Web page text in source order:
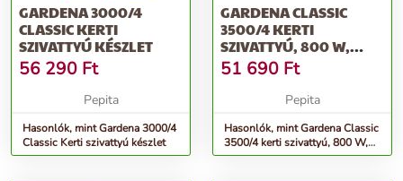
GARDENA 3000/4
CLASSIC KERTI
SZIVATTYÚ KÉSZLET
56 290 Ft
Pepita
Hasonlók, mint Gardena 3000/4
Classic Kerti szivattyú készlet
GARDENA CLASSIC
3500/4 KERTI
SZIVATTYÚ, 800 W,
3600 L/H, 4.1 BAR
51 690 Ft
Pepita
Hasonlók, mint Gardena Classic
3500/4 kerti szivattyú, 800 W,
3600 l/h, 4.1 Bar